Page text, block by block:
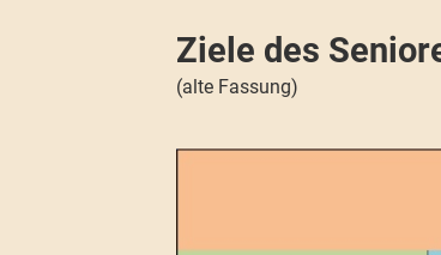
Ziele des
(alte Fassung)